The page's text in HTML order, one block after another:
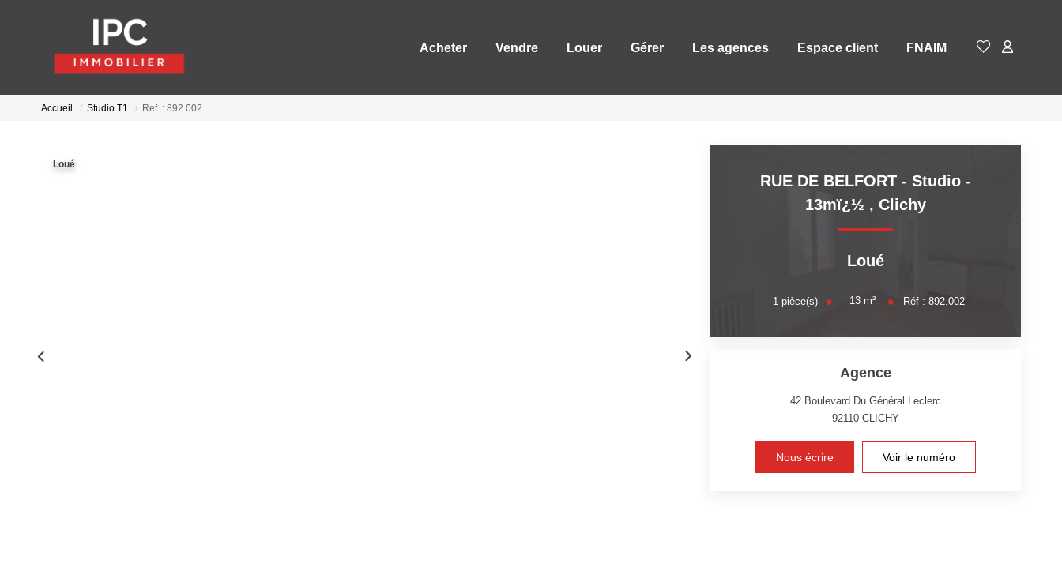
Acheter Vendre Louer Gérer Les agences Espace client FNAIM
Accueil Studio T1 Ref. : 892.002
Loué
RUE DE BELFORT - Studio -
13mï¿½ , Clichy
Loué
1 pièce(s) 13 m² Réf : 892.002
Agence
42 Boulevard Du Général Leclerc
92110 CLICHY
Nous écrire Voir le numéro